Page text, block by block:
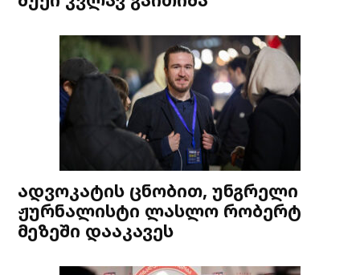
ადვოკატის ცნობით, უნგრელი
ჟურნალისტი ლასლო რობერტ
მეზეში დააკავეს